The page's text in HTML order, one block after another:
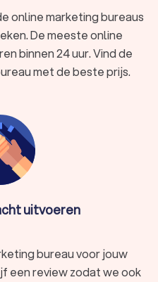
online marketing bureaus
De meeste online
binnen 24 uur. Vind de
met de beste prijs.
uitvoeren
bureau voor jouw
een review zodat we ook